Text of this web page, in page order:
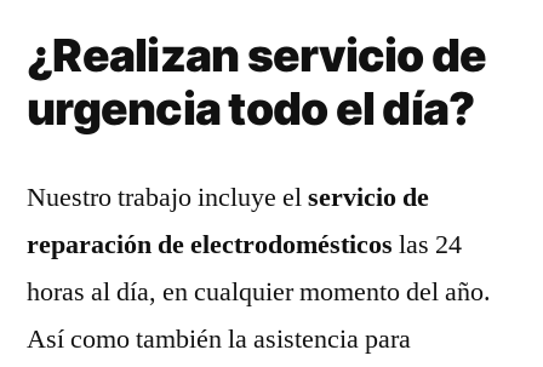
¿Realizan servicio de
urgencia todo el día?
Nuestro trabajo incluye elservicio de
reparación de electrodomésticos las 24
horas al día, en cualquier momento del año.
Así como también la asistencia para